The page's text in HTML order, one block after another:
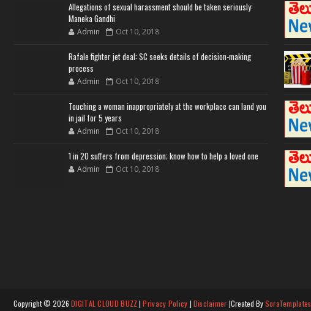
Allegations of sexual harassment should be taken seriously:
Maneka Gandhi
Admin Oct 10, 2018
Rafale fighter jet deal: SC seeks details of decision-making
process
Admin Oct 10, 2018
Touching a woman inappropriately at the workplace can land you
in jail for 5 years
Admin Oct 10, 2018
1 in 20 suffers from depression; know how to help a loved one
Admin Oct 10, 2018
Copyright © 2026 DIGITAL CLOUD BUZZ|Privacy Policy | Disclaimer |Created BySoraTemplates